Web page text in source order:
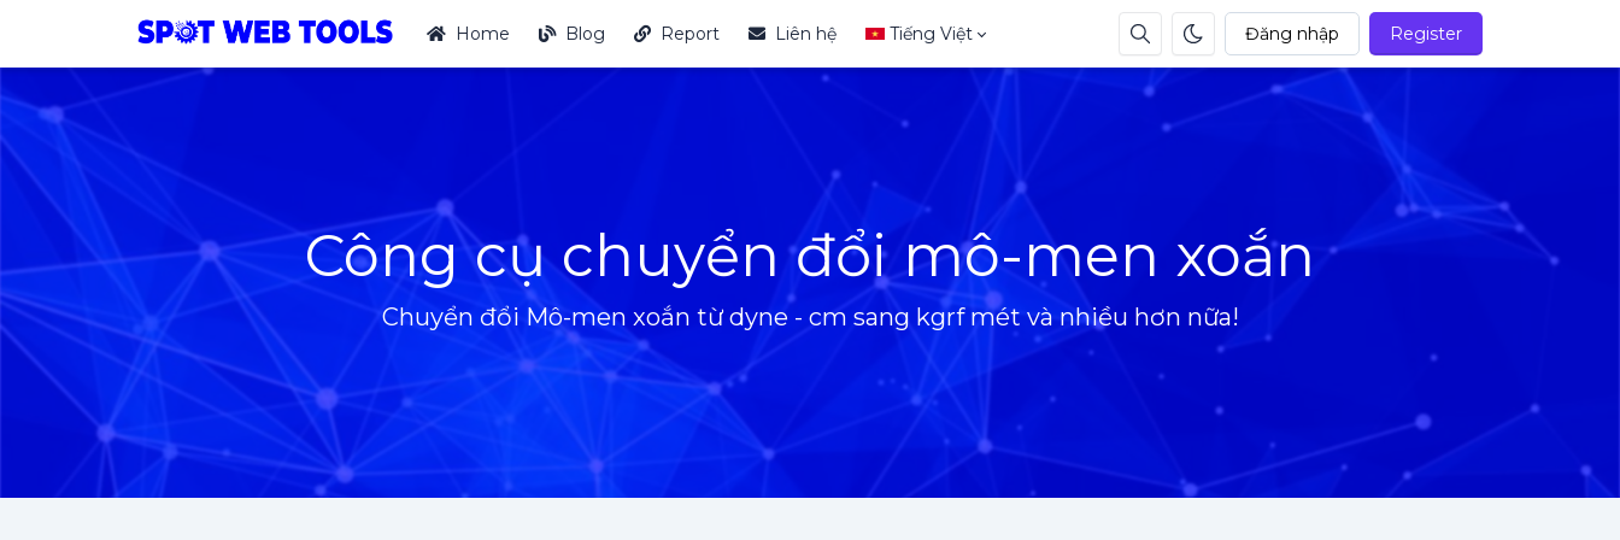
Đăng nhập Register
Home Blog Report Liên hệ Tiếng Việt
Công cụ chuyển đổi mô-men xoắn
Chuyển đổi Mô-men xoắn từ dyne - cm sang kgrf mét và nhiều hơn nữa!